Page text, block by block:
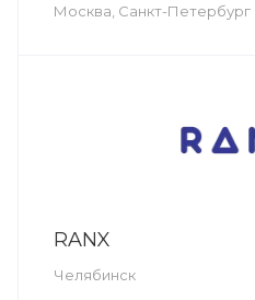
Москва, Санкт-Петербург
RANX
Челябинск